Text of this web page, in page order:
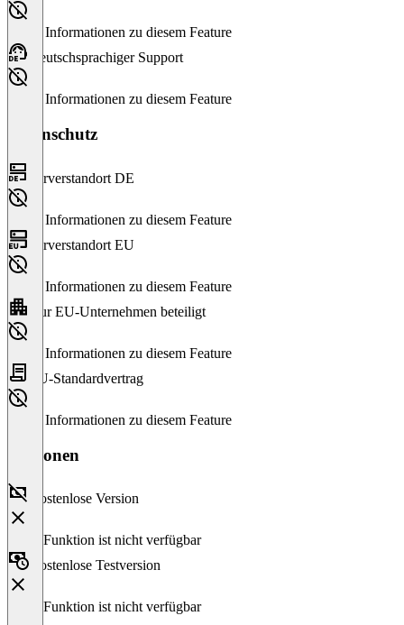
Keine Informationen zu diesem Feature
Deutschsprachiger Support
Keine Informationen zu diesem Feature
Datenschutz
Serverstandort DE
Keine Informationen zu diesem Feature
Serverstandort EU
Keine Informationen zu diesem Feature
Nur EU-Unternehmen beteiligt
Keine Informationen zu diesem Feature
EU-Standardvertrag
Keine Informationen zu diesem Feature
Versionen
Kostenlose Version
Diese Funktion ist nicht verfügbar
Kostenlose Testversion
Diese Funktion ist nicht verfügbar